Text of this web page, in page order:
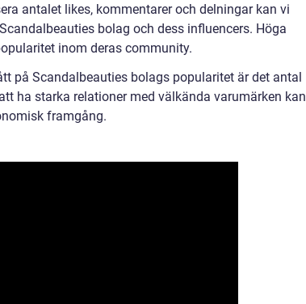
antalet likes, kommentarer och delningar kan vi
bolag och dess influencers. Höga
inom deras community.
på Scandalbeauties bolags popularitet är det antal
ha starka relationer med välkända varumärken kan
framgång.